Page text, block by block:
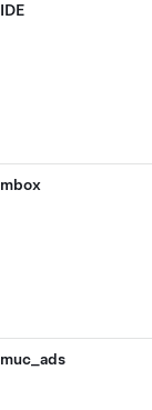
IDE
mbox
muc_ads